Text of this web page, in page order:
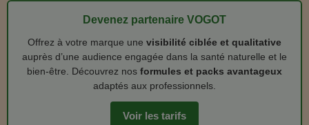
Devenez partenaire VOGOT
Offrez à votre marque une visibilité ciblée et qualitative
auprès d’une audience engagée dans la santé naturelle et le
bien‑être. Découvrez nos formules et packs avantageux
adaptés aux professionnels.
Voir les tarifs